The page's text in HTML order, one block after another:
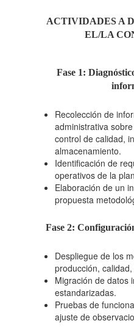
ACTIVIDADES A
EL/LA
Fase 1:
Recolección de
administrativa
control de calidad,
almacenamiento.
Identificación de
operativos de la
Elaboración de un
propuesta
Fase 2:
Despliegue de los
producción,
Migración de datos
estandarizadas.
Pruebas de
ajuste de